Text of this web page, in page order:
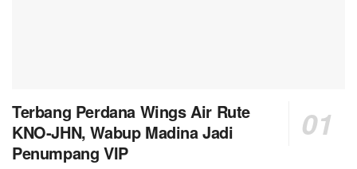
Terbang Perdana Wings Air Rute
KNO-JHN, Wabup Madina Jadi
Penumpang VIP